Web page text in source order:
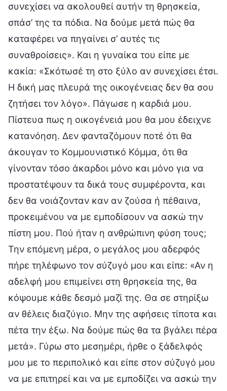
συνεχίσει να ακολουθεί αυτήν τη θρησκεία,
σπάσ’ της τα πόδια. Να δούμε μετά πώς θα
καταφέρει να πηγαίνει σ’ αυτές τις
συναθροίσεις». Και η γυναίκα του είπε με
κακία: «Σκότωσέ τη στο ξύλο αν συνεχίσει έτσι.
Η δική μας πλευρά της οικογένειας δεν θα σου
ζητήσει τον λόγο». Πάγωσε η καρδιά μου.
Πίστευα πως η οικογένειά μου θα μου έδειχνε
κατανόηση. Δεν φανταζόμουν ποτέ ότι θα
άκουγαν το Κομμουνιστικό Κόμμα, ότι θα
γίνονταν τόσο άκαρδοι μόνο και μόνο για να
προστατέψουν τα δικά τους συμφέροντα, και
δεν θα νοιάζονταν καν αν ζούσα ή πέθαινα,
προκειμένου να με εμποδίσουν να ασκώ την
πίστη μου. Πού ήταν η ανθρώπινη φύση τους;
Την επόμενη μέρα, ο μεγάλος μου αδερφός
πήρε τηλέφωνο τον σύζυγό μου και είπε: «Αν η
αδελφή μου επιμείνει στη θρησκεία της, θα
κόψουμε κάθε δεσμό μαζί της. Θα σε στηρίξω
αν θέλεις διαζύγιο. Μην της αφήσεις τίποτα και
πέτα την έξω. Να δούμε πώς θα τα βγάλει πέρα
μετά». Γύρω στο μεσημέρι, ήρθε ο ξάδελφός
μου με το περιπολικό και είπε στον σύζυγό μου
να με επιτηρεί και να με εμποδίζει να ασκώ την